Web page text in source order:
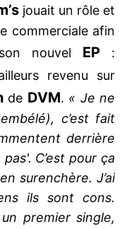
jouait un rôle et
commerciale afin
nouvel EP :
revenu sur
de DVM. « Je ne
c’est fait
derrière
C’est pour ça
surenchère. J’ai
ils sont cons.
premier single,